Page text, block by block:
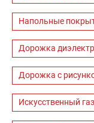
Напольные
Дорожка
Дорожка с
Искусственный